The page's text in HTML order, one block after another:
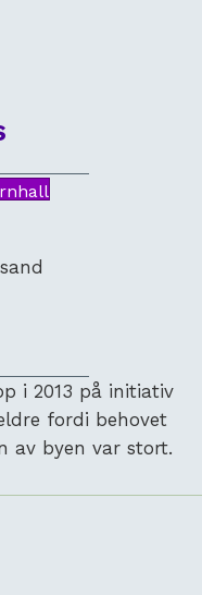
i 2013 på initiativ
fordi behovet
av byen var stort.